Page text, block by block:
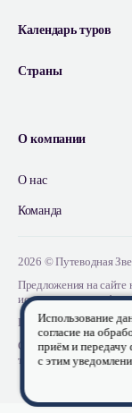
Календарь туров
Страны
О компании
О нас
Команда
2026 © Путеводная
Предложения на сайте
исключительно
Положение об
ООО "Путеводная
туроператоров от
Использование
согласие на
приём и передачу
с этим